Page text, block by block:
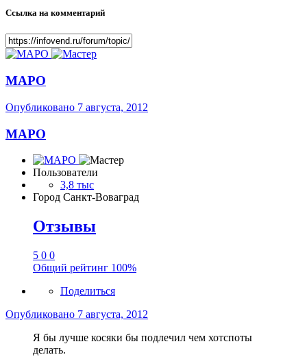
Ссылка на комментарий
МАРО
Опубликовано 7 августа, 2012
МАРО
Пользователи
3,8 тыс
Город Санкт-Воваград
Отзывы
5 0 0
Общий рейтинг 100%
Поделиться
Опубликовано 7 августа, 2012
Я бы лучше косяки бы подлечил чем хотспоты
делать.